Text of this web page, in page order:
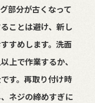
部分が古くなって
ことは避け、新し
すめします。洗面
上で作業するか、
す。再取り付け時
ネジの締めすぎに